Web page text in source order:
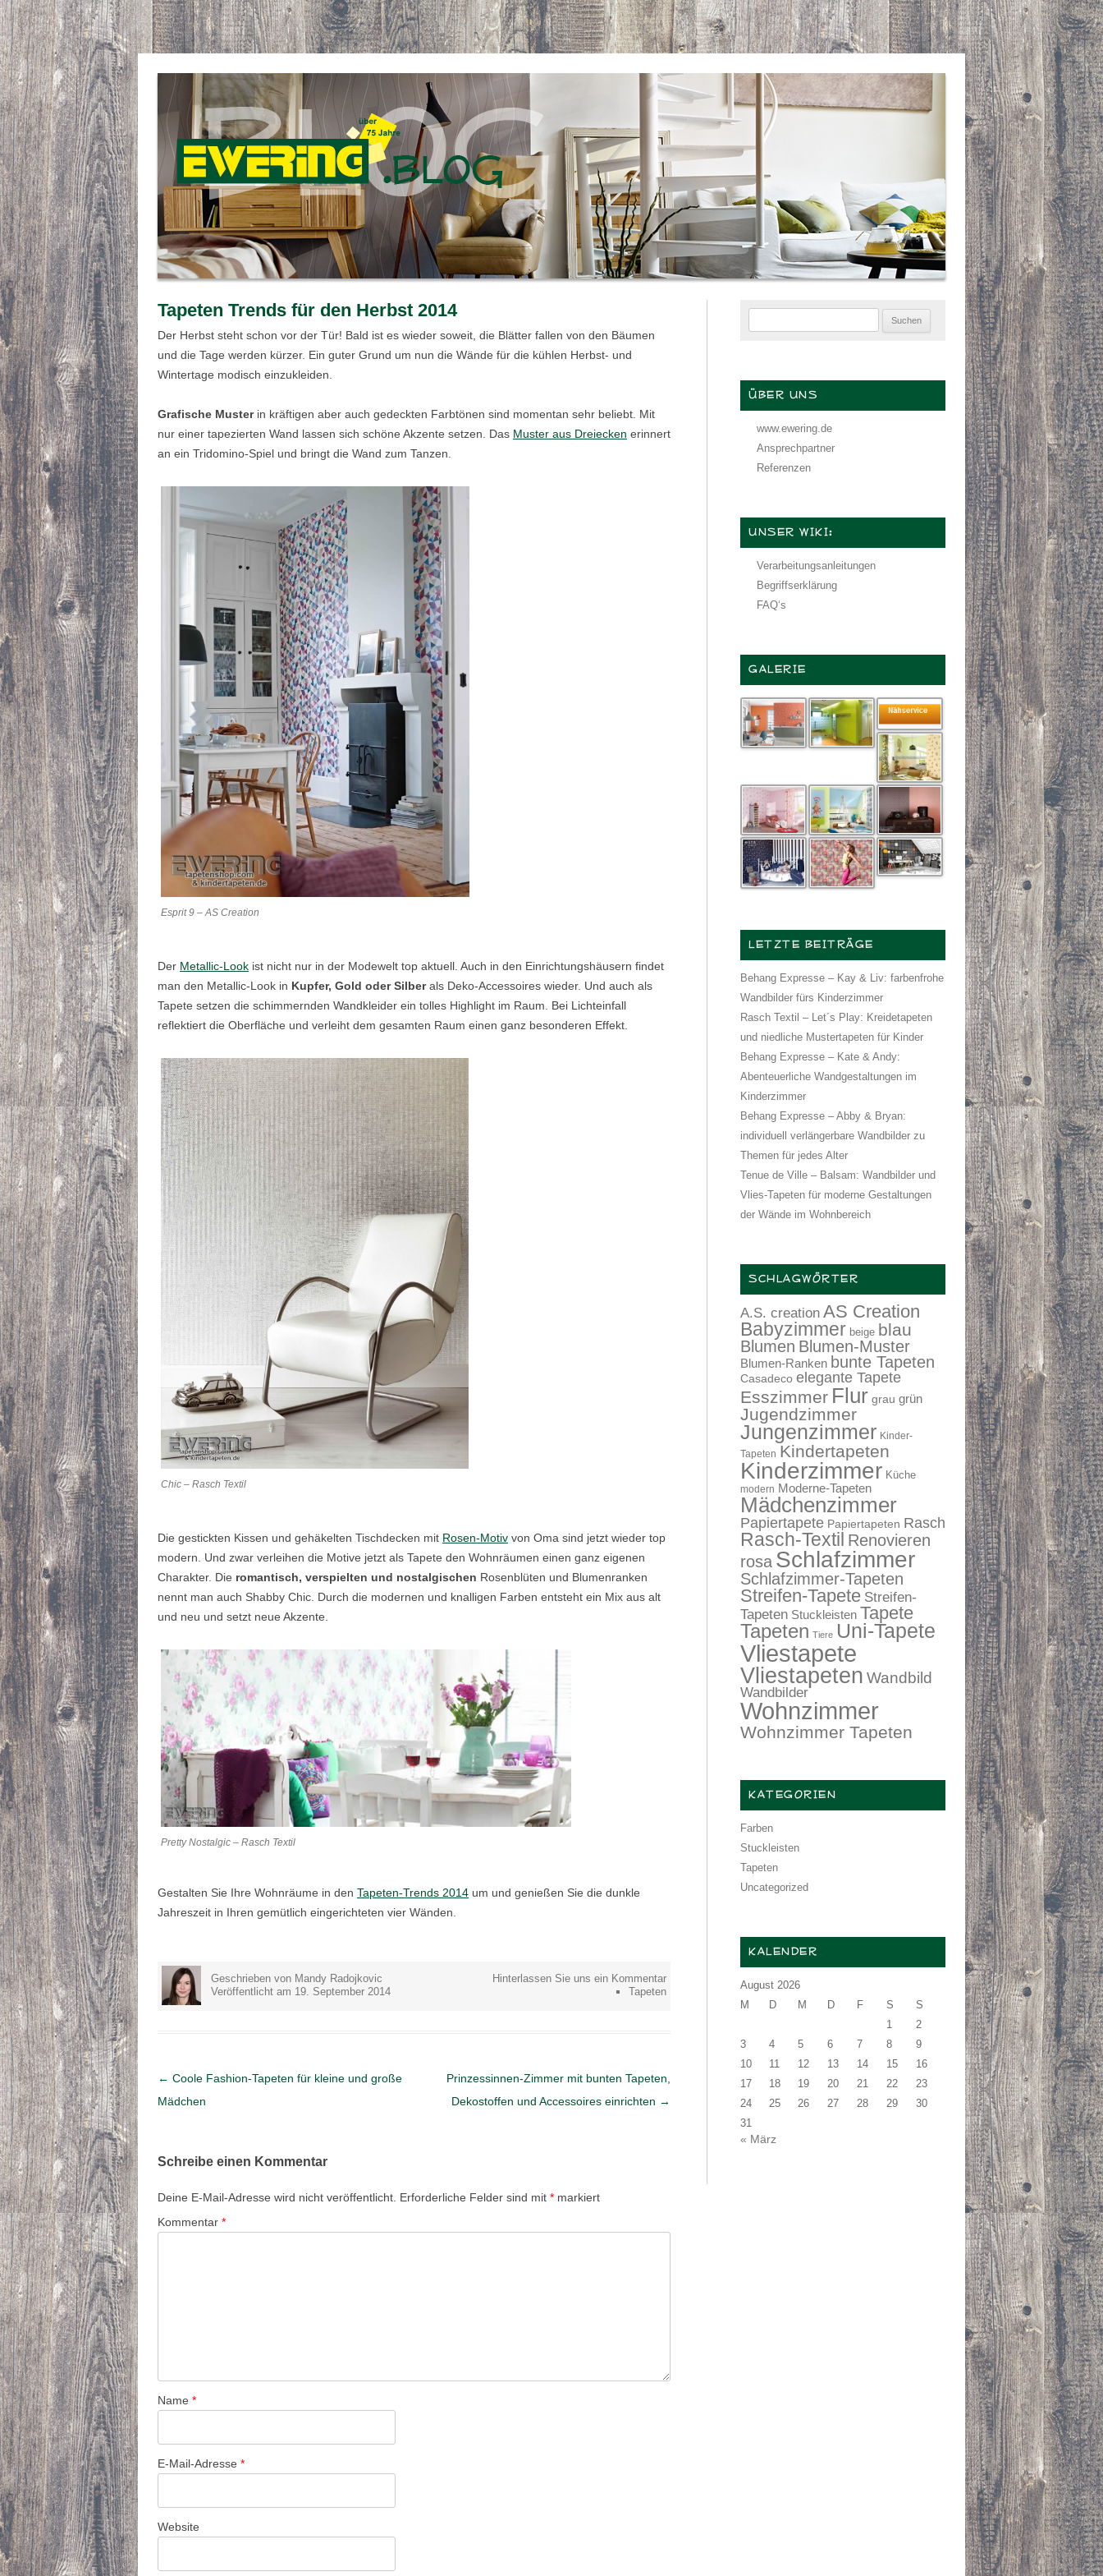
Tapeten Trends für den Herbst 2014
Der Herbst steht schon vor der Tür! Bald ist es wieder soweit, die Blätter fallen von den Bäumen
und die Tage werden kürzer. Ein guter Grund um nun die Wände für die kühlen Herbst- und
Wintertage modisch einzukleiden.
Grafische Muster in kräftigen aber auch gedeckten Farbtönen sind momentan sehr beliebt. Mit
nur einer tapezierten Wand lassen sich schöne Akzente setzen. Das Muster aus Dreiecken erinnert
an ein Tridomino-Spiel und bringt die Wand zum Tanzen.
Esprit 9 – AS Creation
Der Metallic-Look ist nicht nur in der Modewelt top aktuell. Auch in den Einrichtungshäusern findet
man den Metallic-Look in Kupfer, Gold oder Silberals Deko-Accessoires wieder. Und auch als
Tapete setzen die schimmernden Wandkleider ein tolles Highlight im Raum. Bei Lichteinfall
reflektiert die Oberfläche und verleiht dem gesamten Raum einen ganz besonderen Effekt.
Chic – Rasch Textil
Die gestickten Kissen und gehäkelten Tischdecken mit Rosen-Motiv von Oma sind jetzt wieder top
modern. Und zwar verleihen die Motive jetzt als Tapete den Wohnräumen einen ganz eigenen
Charakter. Die romantisch, verspielten und nostalgischen Rosenblüten und Blumenranken
nennt man auch Shabby Chic. Durch die modernen und knalligen Farben entsteht ein Mix aus alt
und neu und setzt neue Akzente.
Pretty Nostalgic – Rasch Textil
Gestalten Sie Ihre Wohnräume in den Tapeten-Trends 2014 um und genießen Sie die dunkle
Jahreszeit in Ihren gemütlich eingerichteten vier Wänden.
Geschrieben von Mandy Radojkovic
Veröffentlicht am 19. September 2014
Hinterlassen Sie uns ein Kommentar
Tapeten
Artikel-Navigation
← Coole Fashion-Tapeten für kleine und große
Mädchen
Prinzessinnen-Zimmer mit bunten Tapeten,
Dekostoffen und Accessoires einrichten →
Schreibe einen Kommentar
Deine E-Mail-Adresse wird nicht veröffentlicht. Erforderliche Felder sind mit * markiert
Kommentar *
Name *
E-Mail-Adresse *
Website
ÜBER UNS
www.ewering.de
Ansprechpartner
Referenzen
UNSER WIKI:
Verarbeitungsanleitungen
Begriffserklärung
FAQ‘s
GALERIE
LETZTE BEITRÄGE
Behang Expresse – Kay & Liv: farbenfrohe
Wandbilder fürs Kinderzimmer
Rasch Textil – Let´s Play: Kreidetapeten
und niedliche Mustertapeten für Kinder
Behang Expresse – Kate & Andy:
Abenteuerliche Wandgestaltungen im
Kinderzimmer
Behang Expresse – Abby & Bryan:
individuell verlängerbare Wandbilder zu
Themen für jedes Alter
Tenue de Ville – Balsam: Wandbilder und
Vlies-Tapeten für moderne Gestaltungen
der Wände im Wohnbereich
SCHLAGWÖRTER
A.S. creation AS Creation
Babyzimmer beige blau
Blumen Blumen-Muster
Blumen-Ranken bunte Tapeten
Casadeco elegante Tapete
Esszimmer Flur grau grün
Jugendzimmer
Jungenzimmer Kinder-
Tapeten Kindertapeten
Kinderzimmer Küche
modern Moderne-Tapeten
Mädchenzimmer
Papiertapete Papiertapeten Rasch
Rasch-Textil Renovieren
rosa Schlafzimmer
Schlafzimmer-Tapeten
Streifen-Tapete Streifen-
Tapeten Stuckleisten Tapete
Tapeten Tiere Uni-Tapete
Vliestapete
Vliestapeten Wandbild
Wandbilder
Wohnzimmer
Wohnzimmer Tapeten
KATEGORIEN
Farben
Stuckleisten
Tapeten
Uncategorized
KALENDER
August 2026
M
D M D F S
S
1
2
3
4 5 6 7 8
9
10
11 12 13 14 15
16
17
18 19 20 21 22
23
24
25 26 27 28 29
30
31
« März